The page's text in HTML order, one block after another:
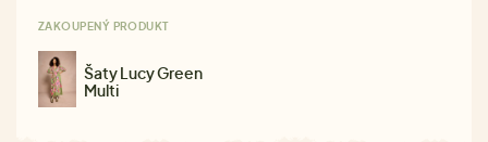
ZAKOUPENÝ PRODUKT
Šaty Lucy Green
Multi